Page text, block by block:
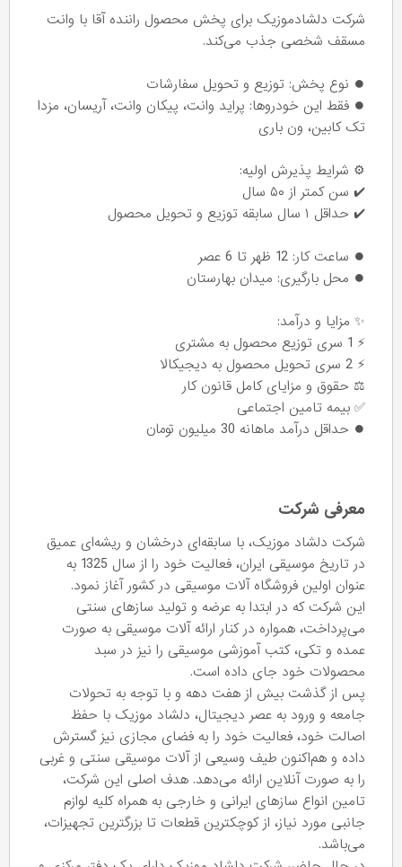
شرکت دلشادموزیک برای پخش محصول راننده آقا با وانت
مسقف شخصی جذب می‌کند.
⏺️ نوع پخش: توزیع و تحویل سفارشات
⏺️ فقط این خودروها: پراید وانت، پیکان وانت، آریسان، مزدا
تک کابین، ون باری
⚙️ شرایط پذیرش اولیه:
✔️ سن کمتر از ۵۰ سال
✔️ حداقل ۱ سال سابقه توزیع و تحویل محصول
⏺️ ساعت کار: 12 ظهر تا 6 عصر
⏺️ محل بارگیری: میدان بهارستان
✨ مزایا و درآمد:
⚡️ 1 سری توزیع محصول به مشتری
⚡️ 2 سری تحویل محصول به دیجیکالا
⚖️ حقوق و مزایای کامل قانون کار
✅ بیمه تامین اجتماعی
⏺️ حداقل درآمد ماهانه 30 میلیون تومان
معرفی شرکت
شرکت دلشاد موزیک، با سابقه‌ای درخشان و ریشه‌ای عمیق
در تاریخ موسیقی ایران، فعالیت خود را از سال 1325 به
عنوان اولین فروشگاه آلات موسیقی در کشور آغاز نمود.
این شرکت که در ابتدا به عرضه و تولید سازهای سنتی
می‌پرداخت، همواره در کنار ارائه آلات موسیقی به صورت
عمده و تکی، کتب آموزشی موسیقی را نیز در سبد
محصولات خود جای داده است.
پس از گذشت بیش از هفت دهه و با توجه به تحولات
جامعه و ورود به عصر دیجیتال، دلشاد موزیک با حفظ
اصالت خود، فعالیت خود را به فضای مجازی نیز گسترش
داده و هم‌اکنون طیف وسیعی از آلات موسیقی سنتی و غربی
را به صورت آنلاین ارائه می‌دهد. هدف اصلی این شرکت،
تامین انواع سازهای ایرانی و خارجی به همراه کلیه لوازم
جانبی مورد نیاز، از کوچکترین قطعات تا بزرگترین تجهیزات،
می‌باشد.